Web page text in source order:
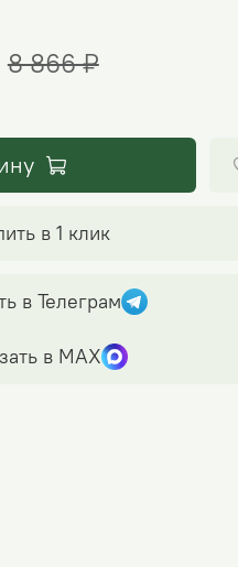
8 866 ₽
в 1 клик
в Телеграм
в МАХ